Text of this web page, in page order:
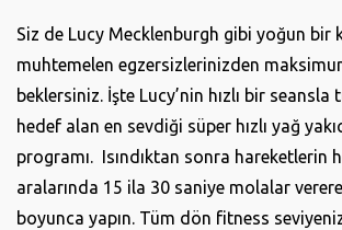
Siz de Lucy Mecklenburgh gibi yoğun bir
muhtemelen egzersizlerinizden
beklersiniz. İşte Lucy’nin hızlı bir seansla
hedef alan en sevdiği süper hızlı yağ
programı. Isındıktan sonra hareketlerin
aralarında 15 ila 30 saniye molalar
boyunca yapın. Tüm dön fitness